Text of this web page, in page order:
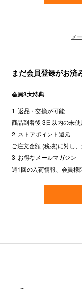
メ
まだ会員登録がお済
会員3大特典
1. 返品・交換が可能
商品到着後 3日以内の未使
2. ストアポイント還元
ご注文金額 (税抜)に対し
3. お得なメールマガジン
週1回の入荷情報、会員様